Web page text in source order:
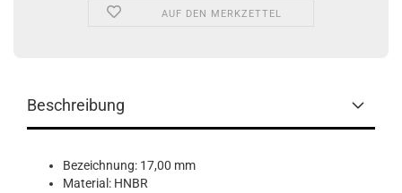
AUF DEN MERKZETTEL
Beschreibung
Bezeichnung: 17,00 mm
Material: HNBR